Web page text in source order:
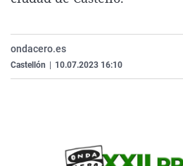
ondacero.es
Castellón 10.07.2023 16:10